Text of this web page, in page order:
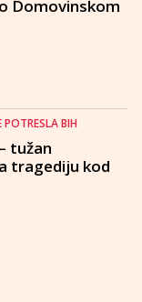
Domovinskom
POTRESLA BIH
tužan
tragediju kod